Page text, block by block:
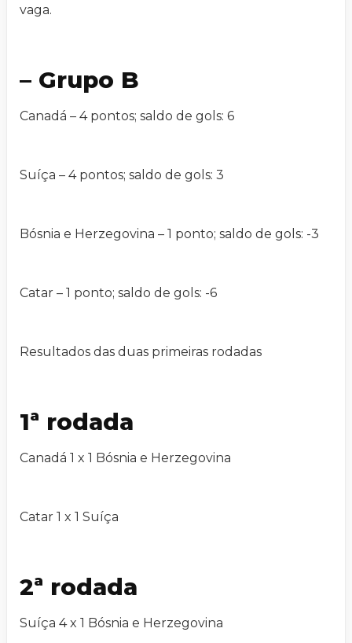
vaga.
– Grupo B
Canadá – 4 pontos; saldo de gols: 6
Suíça – 4 pontos; saldo de gols: 3
Bósnia e Herzegovina – 1 ponto; saldo de gols: -3
Catar – 1 ponto; saldo de gols: -6
Resultados das duas primeiras rodadas
1ª rodada
Canadá 1 x 1 Bósnia e Herzegovina
Catar 1 x 1 Suíça
2ª rodada
Suíça 4 x 1 Bósnia e Herzegovina